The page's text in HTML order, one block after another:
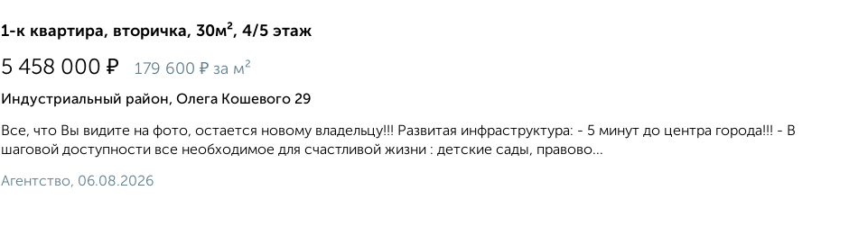
1-к квартира, вторичка, 30м², 4/5 этаж
5 458 000 ₽ 179 600 ₽ за м²
Индустриальный район, Олега Кошевого 29
Все, что Вы видите на фото, остается новому владельцу!!! Развитая инфраструктура: - 5 минут до центра города!!! - В
шаговой доступности все необходимое для счастливой жизни : детские сады, правово...
Агентство, 06.08.2026